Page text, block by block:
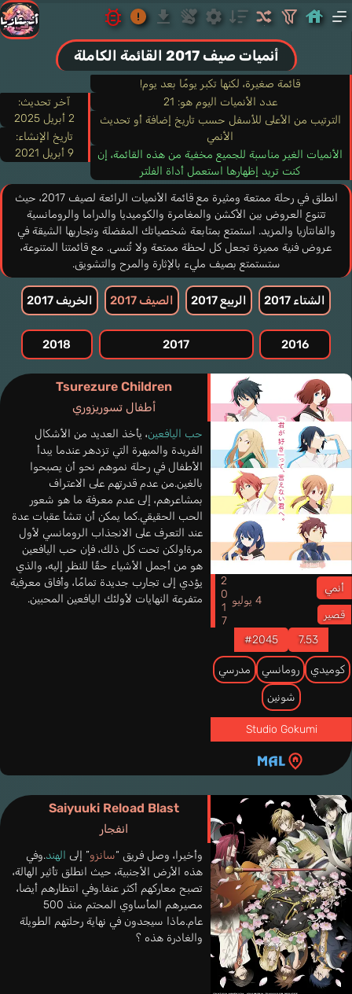
أنميات صيف 2017 القائمة الكاملة
قائمة صغيرة، لكنها تكبر يومًا بعد يوم!
عدد الأنميات اليوم هو: 21
الترتيب من الأعلى للأسفل حسب تاريخ إضافة أو تحديث
الأنمي
الأنميات الغير مناسبة للجميع مخفية من هذه القائمة، إن
كنت تريد إظهارها استعمل أداة الفلتر
آخر تحديث:
2 أبريل 2025
تاريخ الإنشاء:
9 أبريل 2021
انطلق في رحلة ممتعة ومثيرة مع قائمة الأنميات الرائعة لصيف 2017، حيث
تتنوع العروض بين الأكشن والمغامرة والكوميديا والدراما والرومانسية
والفانتازيا والمزيد. استمتع بمتابعة شخصياتك المفضلة وتجاربها الشيقة في
عروض فنية مميزة تجعل كل لحظة ممتعة ولا تُنسى. مع قائمتنا المتنوعة،
ستستمتع بصيف مليء بالإثارة والمرح والتشويق.
الشتاء 2017 الربيع 2017 الصيف 2017 الخريف 2017
2016
2017
2018
Tsurezure Children
أطفال تسوريزوري
أنمي
قصير
4 يوليو 2017
7.53
#2045
كوميدي رومانسي مدرسي
شونين
Studio Gokumi
حب اليافعين، يأخذ العديد من الأشكال
الفريدة والمبهرة التي تزدهر عندما يبدأ
الأطفال في رحلة نموهم نحو أن يصبحوا
بالغين.من عدم قدرتهم على الاعتراف
بمشاعرهم، إلى عدم معرفة ما هو شعور
الحب الحقيقي.كما يمكن أن تنشأ عقبات عدة
عند التعرف على الانجذاب الرومانسي لأول
مرة!ولكن تحت كل ذلك، فإن حب اليافعين
هو من أجمل الأشياء حقًا للنظر إليه، والذي
يؤدي إلى تجارب جديدة تمامًا، وأفاق معرفية
متفرعة النهايات لأولئك اليافعين المحبين.
Saiyuuki Reload Blast
انفجار
وأخيرا، وصل فريق “سانزو” إلى الهند.وفي
هذه الأرض الأجنبية، حيث انطلق تأثير الهالة،
تصبح معاركهم أكثر عنفا.وفي انتظارهم أيضا،
مصيرهم المأساوي المحتم منذ 500
عام.ماذا سيجدون في نهاية رحلتهم الطويلة
والغادرة هذه ؟